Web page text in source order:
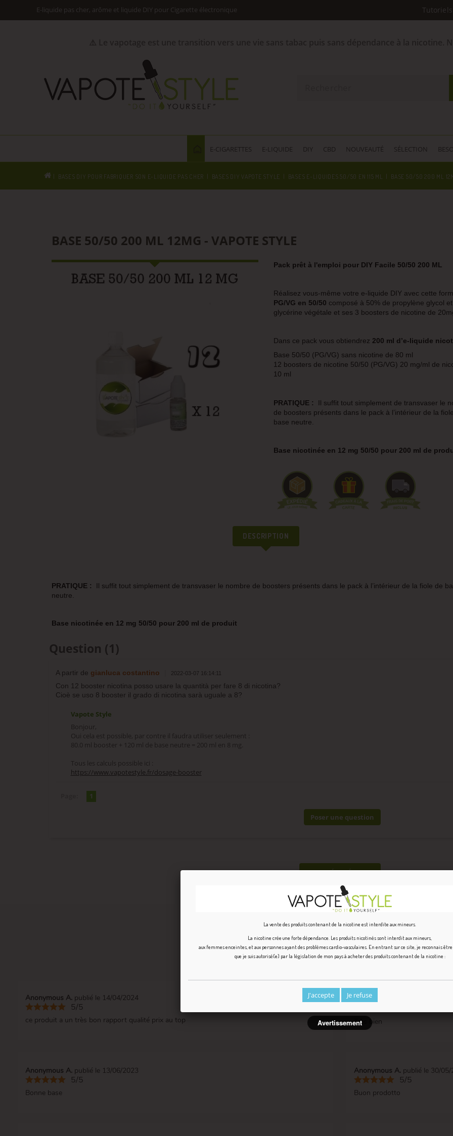
E-liquide pas cher, arôme et liquide DIY pour Cigarette électronique Tutoriels
E-CIGARETTES E-LIQUIDE DIY CBD NOUVEAUTÉ SÉLECTION
BASES DIY POUR FABRIQUER SON E-LIQUIDE PAS CHER BASES DIY VAPOTE STYLE BASES E-LIQUIDES 50/50 EN 115 ML BASE 50/50 200 ML
BASE 50/50 200 ML 12MG - VAPOTE STYLE
Pack prêt à l'emploi pour DIY Facile 50/50 200 ML
Réalisez vous-même votre e-liquide DIY avec cette
PG/VG en 50/50 composé à 50% de propylène glycol
glycérine végétale et ses 3 boosters de nicotine de
Dans ce pack vous obtiendrez 200 ml d’e-liquide
Base 50/50 (PG/VG) sans nicotine de 80 ml
12 boosters de nicotine 50/50 (PG/VG) 20 mg/ml de
10 ml
PRATIQUE :
Il suffit tout simplement de transvaser le
de boosters présents dans le pack à l’intérieur de la
base neutre.
Base nicotinée en 12 mg 50/50 pour 200 ml de
DESCRIPTION
PRATIQUE :
Il suffit tout simplement de transvaser le nombre de boosters présents dans le pack à l’intérieur de la fiole de
neutre.
Base nicotinée en 12 mg 50/50 pour 200 ml de produit
Question (1)
A partir de gianluca costantino 2022-03-07 16:14:11
Con 12 booster nicotina posso usare la quantità per fare 8 di nicotina?
Cioè se uso 8 booster il grado di nicotina sarà uguale a 8?
Vapote Style
Bonjour,
Oui cela est possible, par contre il faudra utiliser seulement :
80.0 ml booster + 120 ml de base neutre = 200 ml en 8 mg.
Tous les calculs possible ici :
https://www.vapotestyle.fr/dosage-booster
1
Poser une question
AVIS VÉRIFIÉS(12)
Based on12customer reviews
Anonymous A. publié le 14/04/2024
5/5
ce produit a un très bon rapport qualité prix au top
Anonymous A.
Très bien
Anonymous A. publié le 13/06/2023
5/5
Bonne base
Anonymous A. publié le 30/
5/5
Buon prodotto
La vente des produits contenant de la nicotine est interdite aux mineurs.
La nicotine crée une forte dépendance. Les produits nicotinés sont interdit aux mineurs,
aux femmes enceintes, et aux personnes ayant des problèmes cardio-vasculaires. En entrant sur ce site, je reconnais
que je suis autorisé(e) par la législation de mon pays à acheter des produits contenant de la nicotine :
J'accepte Je refuse
Avertissement